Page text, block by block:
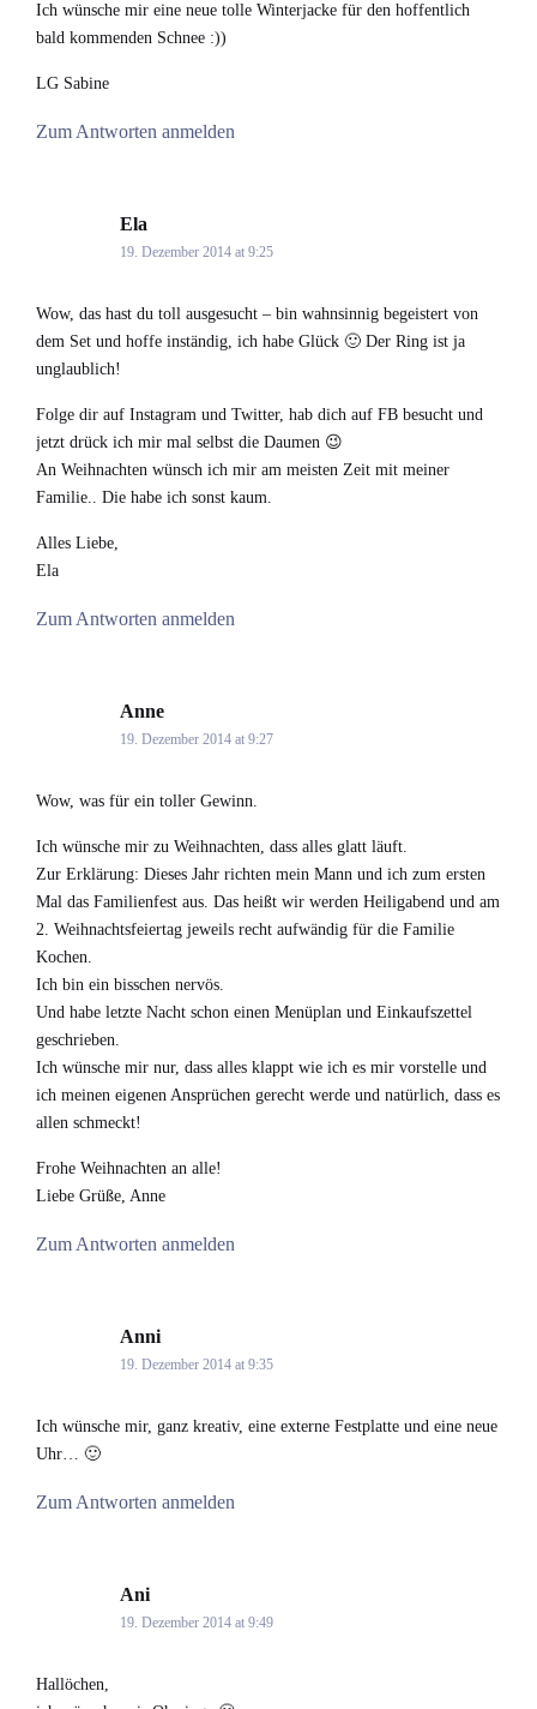
Ich wünsche mir eine neue tolle Winterjacke für den hoffentlich
bald kommenden Schnee :))
LG Sabine
Zum Antworten anmelden
Ela
19. Dezember 2014 at 9:25
Wow, das hast du toll ausgesucht – bin wahnsinnig begeistert von
dem Set und hoffe inständig, ich habe Glück 🙂 Der Ring ist ja
unglaublich!
Folge dir auf Instagram und Twitter, hab dich auf FB besucht und
jetzt drück ich mir mal selbst die Daumen 😉
An Weihnachten wünsch ich mir am meisten Zeit mit meiner
Familie.. Die habe ich sonst kaum.
Alles Liebe,
Ela
Zum Antworten anmelden
Anne
19. Dezember 2014 at 9:27
Wow, was für ein toller Gewinn.
Ich wünsche mir zu Weihnachten, dass alles glatt läuft.
Zur Erklärung: Dieses Jahr richten mein Mann und ich zum ersten
Mal das Familienfest aus. Das heißt wir werden Heiligabend und am
2. Weihnachtsfeiertag jeweils recht aufwändig für die Familie
Kochen.
Ich bin ein bisschen nervös.
Und habe letzte Nacht schon einen Menüplan und Einkaufszettel
geschrieben.
Ich wünsche mir nur, dass alles klappt wie ich es mir vorstelle und
ich meinen eigenen Ansprüchen gerecht werde und natürlich, dass es
allen schmeckt!
Frohe Weihnachten an alle!
Liebe Grüße, Anne
Zum Antworten anmelden
Annisays:
19. Dezember 2014 at 9:35
Ich wünsche mir, ganz kreativ, eine externe Festplatte und eine neue
Uhr… 🙂
Zum Antworten anmelden
Anisays:
19. Dezember 2014 at 9:49
Hallöchen,